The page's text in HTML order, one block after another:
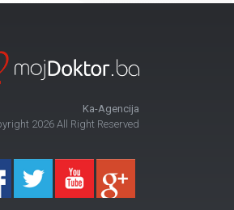
Ka-Agencija
2026 All Right Reserved